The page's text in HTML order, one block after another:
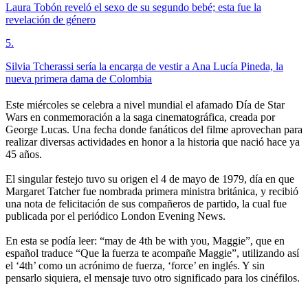
Laura Tobón reveló el sexo de su segundo bebé; esta fue la
revelación de género
5.
Silvia Tcherassi sería la encarga de vestir a Ana Lucía Pineda, la
nueva primera dama de Colombia
Este miércoles se celebra a nivel mundial el afamado Día de Star
Wars en conmemoración a la saga cinematográfica, creada por
George Lucas. Una fecha donde fanáticos del filme aprovechan para
realizar diversas actividades en honor a la historia que nació hace ya
45 años.
El singular festejo tuvo su origen el 4 de mayo de 1979, día en que
Margaret Tatcher fue nombrada primera ministra británica, y recibió
una nota de felicitación de sus compañeros de partido, la cual fue
publicada por el periódico London Evening News.
En esta se podía leer: “may de 4th be with you, Maggie”, que en
español traduce “Que la fuerza te acompañe Maggie”, utilizando así
el ‘4th’ como un acrónimo de fuerza, ‘force’ en inglés. Y sin
pensarlo siquiera, el mensaje tuvo otro significado para los cinéfilos.